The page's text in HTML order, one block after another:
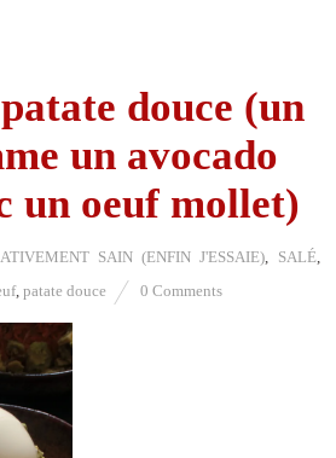
douce (un
un avocado
un oeuf mollet)
SAIN (ENFIN J'ESSAIE) SALÉ,
,patate douce 0 Comments